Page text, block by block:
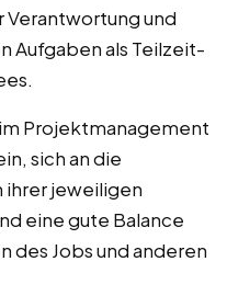
Verantwortung und
Aufgaben als Teilzeit-
Projektmanagement
sich an die
ihrer jeweiligen
eine gute Balance
des Jobs und anderen